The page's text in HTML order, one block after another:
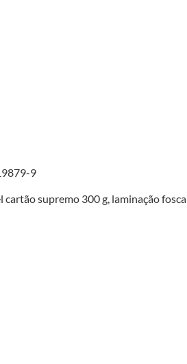
9
cartão supremo 300 g, laminação fosca